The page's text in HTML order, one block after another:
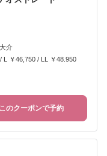
介
L ￥46,750 / LL ￥48.950
このクーポンで予約